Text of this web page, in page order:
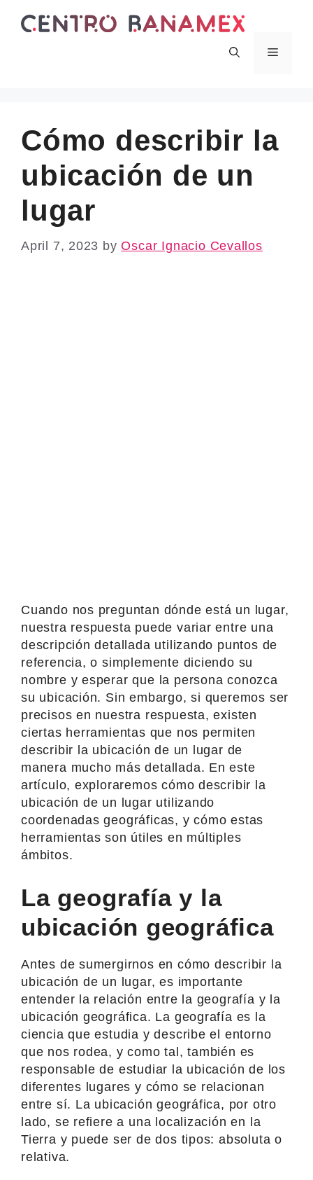
Menu
Cómo describir la
ubicación de un
lugar
April 7, 2023 byOscar Ignacio Cevallos
Cuando nos preguntan dónde está un lugar,
nuestra respuesta puede variar entre una
descripción detallada utilizando puntos de
referencia, o simplemente diciendo su
nombre y esperar que la persona conozca
su ubicación. Sin embargo, si queremos ser
precisos en nuestra respuesta, existen
ciertas herramientas que nos permiten
describir la ubicación de un lugar de
manera mucho más detallada. En este
artículo, exploraremos cómo describir la
ubicación de un lugar utilizando
coordenadas geográficas, y cómo estas
herramientas son útiles en múltiples
ámbitos.
La geografía y la
ubicación geográfica
Antes de sumergirnos en cómo describir la
ubicación de un lugar, es importante
entender la relación entre la geografía y la
ubicación geográfica. La geografía es la
ciencia que estudia y describe el entorno
que nos rodea, y como tal, también es
responsable de estudiar la ubicación de los
diferentes lugares y cómo se relacionan
entre sí. La ubicación geográfica, por otro
lado, se refiere a una localización en la
Tierra y puede ser de dos tipos: absoluta o
relativa.